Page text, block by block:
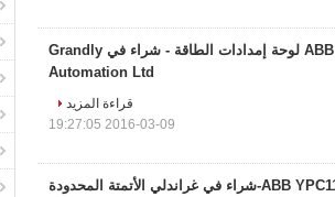
أفضل سعر ABB SDCS-POW-1 لوحة إمدادات الطاقة - شراء في Grandly
Automation Ltd
قراءة المزيد
2016-03-09 19:27:05